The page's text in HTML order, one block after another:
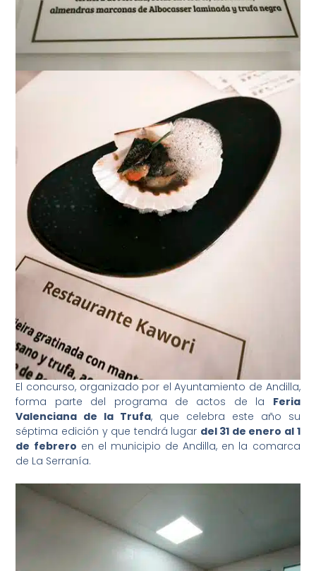
El concurso, organizado por el Ayuntamiento de Andilla,
forma parte del programa de actos de la Feria
Valenciana de la Trufa, que celebra este año su
séptima edición y que tendrá lugar del 31 de enero al 1
de febrero en el municipio de Andilla, en la comarca
de La Serranía.